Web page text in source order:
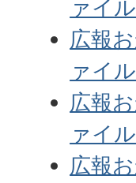
ァイ
広報
ァイ
広報
ァイ
広報